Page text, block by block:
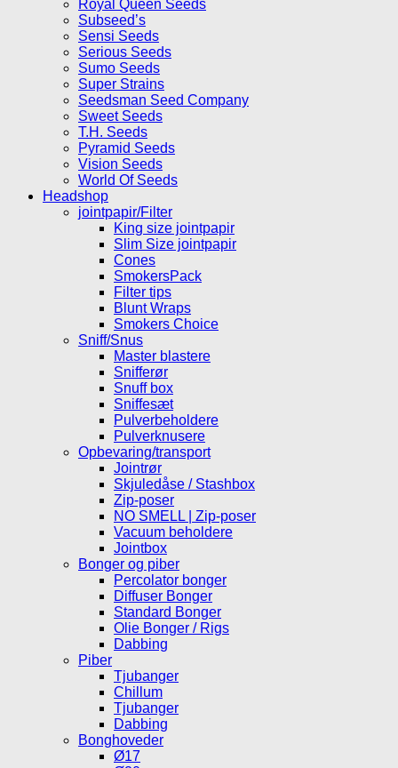
Royal Queen Seeds
Subseed’s
Sensi Seeds
Serious Seeds
Sumo Seeds
Super Strains
Seedsman Seed Company
Sweet Seeds
T.H. Seeds
Pyramid Seeds
Vision Seeds
World Of Seeds
Headshop
jointpapir/Filter
King size jointpapir
Slim Size jointpapir
Cones
SmokersPack
Filter tips
Blunt Wraps
Smokers Choice
Sniff/Snus
Master blastere
Snifferør
Snuff box
Sniffesæt
Pulverbeholdere
Pulverknusere
Opbevaring/transport
Jointrør
Skjuledåse / Stashbox
Zip-poser
NO SMELL | Zip-poser
Vacuum beholdere
Jointbox
Bonger og piber
Percolator bonger
Diffuser Bonger
Standard Bonger
Olie Bonger / Rigs
Dabbing
Piber
Tjubanger
Chillum
Tjubanger
Dabbing
Bonghoveder
Ø17